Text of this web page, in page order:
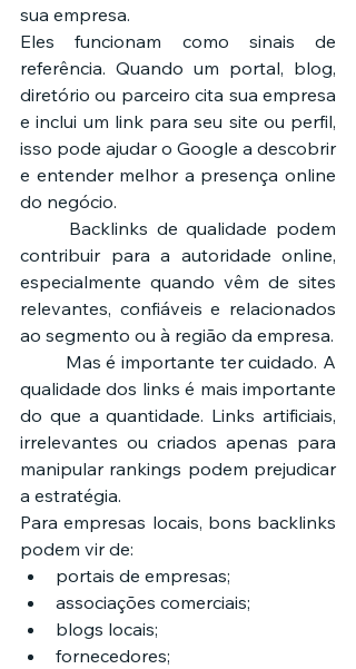
sua empresa.
Eles funcionam como sinais de
referência. Quando um portal, blog,
diretório ou parceiro cita sua empresa
e inclui um link para seu site ou perfil,
isso pode ajudar o Google a descobrir
e entender melhor a presença online
do negócio.
contribuir para a autoridade online,
especialmente quando vêm de sites
relevantes, confiáveis e relacionados
ao segmento ou à região da empresa.
qualidade dos links é mais importante
do que a quantidade. Links artificiais,
irrelevantes ou criados apenas para
manipular rankings podem prejudicar
a estratégia.
Para empresas locais, bons backlinks
podem vir de:
portais de empresas;
associações comerciais;
blogs locais;
fornecedores;